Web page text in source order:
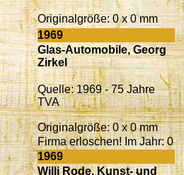
Originalgröße: 0 x 0 mm
1969
Glas-Automobile, Georg
Zirkel
Quelle: 1969 - 75 Jahre
TVA
Originalgröße: 0 x 0 mm
Firma erloschen! Im Jahr: 0
1969
Willi Rode, Kunst- und